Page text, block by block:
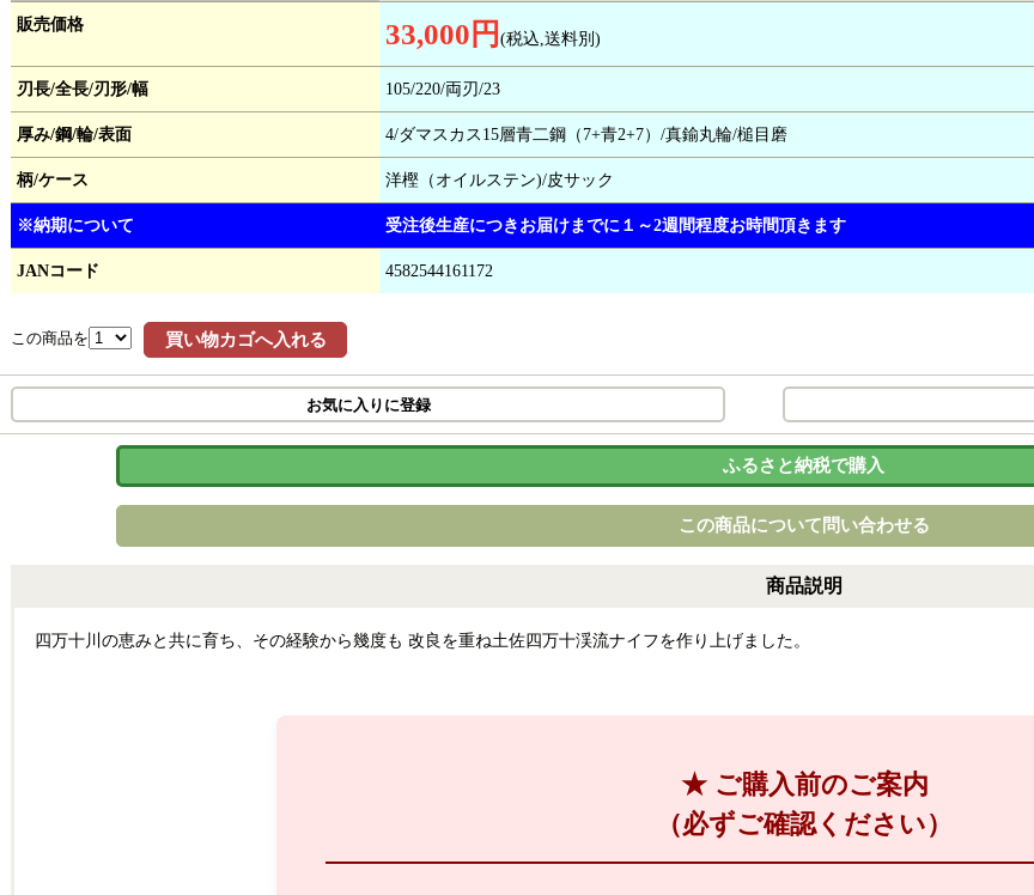
販売価格 33,000円 (税込,送料別)
刃長/全長/刃形/幅 105/220/両刃/23
厚み/鋼/輪/表面 4/ダマスカス15層青二鋼（7+青2+7）/真鍮丸輪/槌目磨
柄/ケース 洋樫（オイルステン)/皮サック
※納期について 受注後生産につきお届けまでに１～2週間程度お時間頂きます
JANコード 4582544161172
この商品を 買い物カゴへ入れる
お気に入りに登録
ふるさと納税で購入
この商品について問い合わせる
商品説明
四万十川の恵みと共に育ち、その経験から幾度も 改良を重ね土佐四万十渓流ナイフを作り上げました。
★ ご購入前のご案内
（必ずご確認ください）